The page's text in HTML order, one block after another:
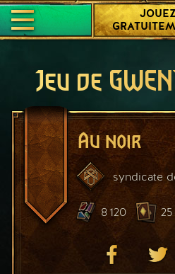
JOUEZ
Jeu de
Au noir
syndicate
8 120 25